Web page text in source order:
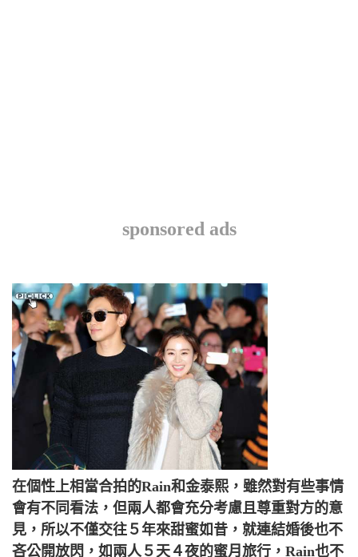
sponsored ads
在個性上相當合拍的Rain和金泰熙，雖然對有些事情
會有不同看法，但兩人都會充分考慮且尊重對方的意
見，所以不僅交往５年來甜蜜如昔，就連結婚後也不
吝公開放閃，如兩人５天４夜的蜜月旅行，Rain也不